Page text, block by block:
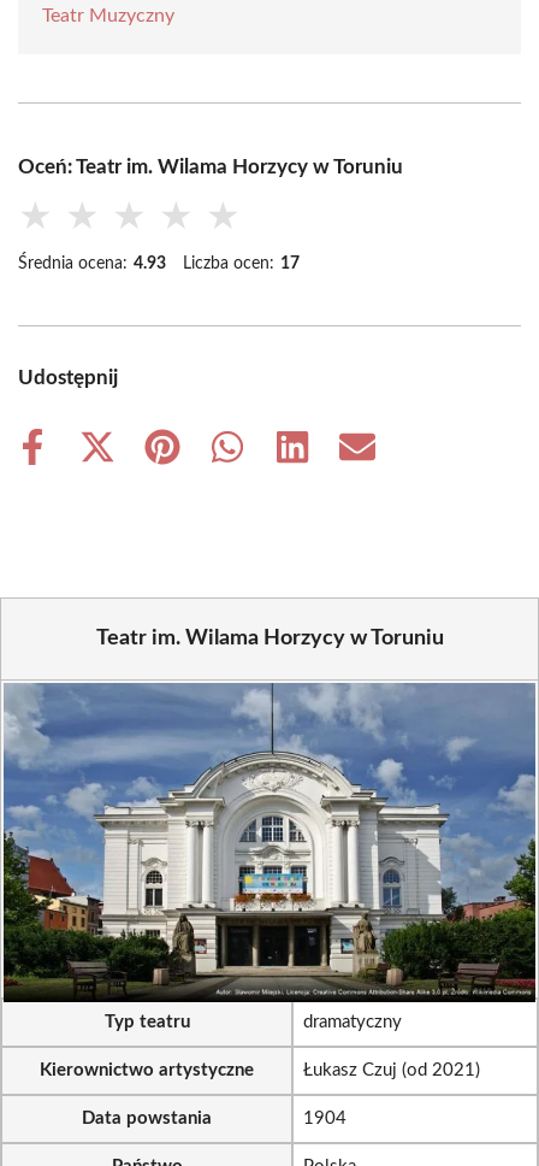
Teatr Muzyczny
Oceń: Teatr im. Wilama Horzycy w Toruniu
★ ★ ★ ★ ★
Średnia ocena: 4.93 Liczba ocen: 17
Udostępnij
Share
Share
Share
Share
Share
Share
Teatr im. Wilama Horzycy w Toruniu
Typ teatru dramatyczny
Kierownictwo artystyczne Łukasz Czuj (od 2021)
Data powstania 1904